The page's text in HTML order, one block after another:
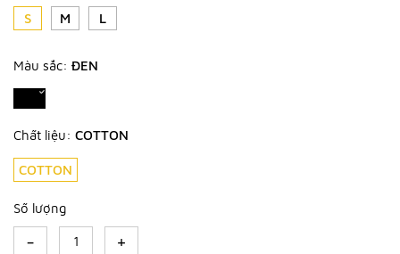
S M L
Màu sắc: ĐEN
Chất liệu: COTTON
COTTON
Số lượng
- +